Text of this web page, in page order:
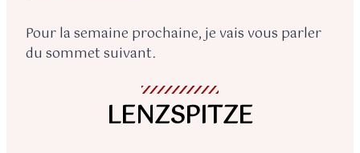
Pour la semaine prochaine, je vais vous parler
du sommet suivant.
LENZSPITZE